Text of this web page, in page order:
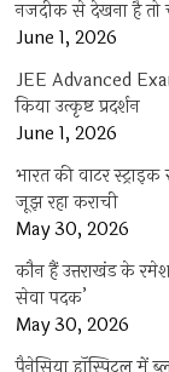
नजदीक से देखना है
June 1, 2026
JEE Advanced
किया उत्कृष्ट प्रदर्शन
June 1, 2026
भारत की वाटर
जूझ रहा कराची
May 30, 2026
कौन हैं उत्तराखंड के रमेश
सेवा पदक’
May 30, 2026